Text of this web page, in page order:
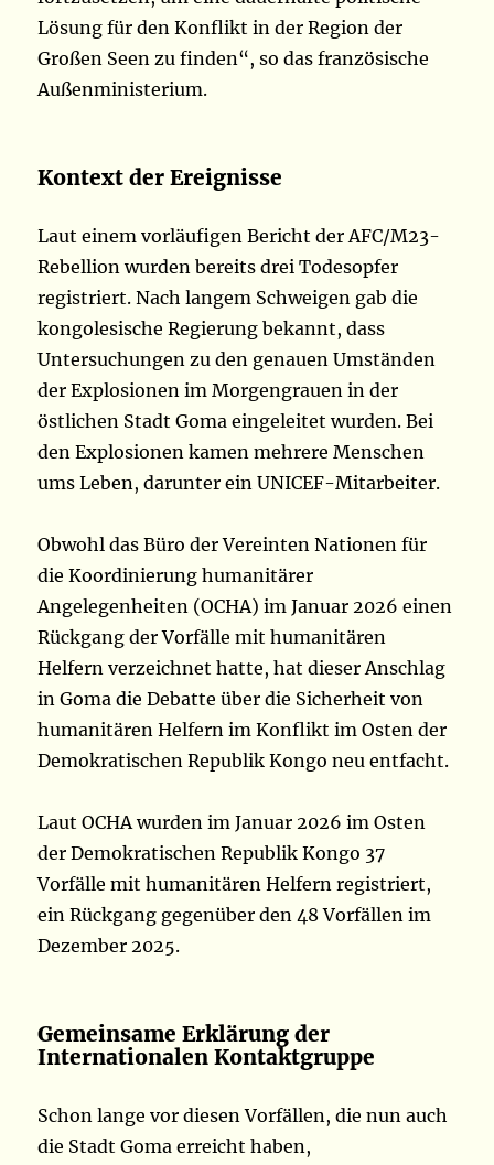
Lösung für den Konflikt in der Region der
Großen Seen zu finden“, so das französische
Außenministerium.
Kontext der Ereignisse
Laut einem vorläufigen Bericht der AFC/M23-
Rebellion wurden bereits drei Todesopfer
registriert. Nach langem Schweigen gab die
kongolesische Regierung bekannt, dass
Untersuchungen zu den genauen Umständen
der Explosionen im Morgengrauen in der
östlichen Stadt Goma eingeleitet wurden. Bei
den Explosionen kamen mehrere Menschen
ums Leben, darunter ein UNICEF-Mitarbeiter.
Obwohl das Büro der Vereinten Nationen für
die Koordinierung humanitärer
Angelegenheiten (OCHA) im Januar 2026 einen
Rückgang der Vorfälle mit humanitären
Helfern verzeichnet hatte, hat dieser Anschlag
in Goma die Debatte über die Sicherheit von
humanitären Helfern im Konflikt im Osten der
Demokratischen Republik Kongo neu entfacht.
Laut OCHA wurden im Januar 2026 im Osten
der Demokratischen Republik Kongo 37
Vorfälle mit humanitären Helfern registriert,
ein Rückgang gegenüber den 48 Vorfällen im
Dezember 2025.
Gemeinsame Erklärung der
Internationalen Kontaktgruppe
Schon lange vor diesen Vorfällen, die nun auch
die Stadt Goma erreicht haben,